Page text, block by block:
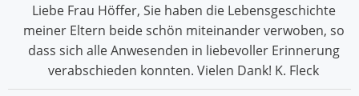
Liebe Frau Höffer, Sie haben die Lebensgeschichte
meiner Eltern beide schön miteinander verwoben, so
dass sich alle Anwesenden in liebevoller Erinnerung
verabschieden konnten. Vielen Dank! K. Fleck